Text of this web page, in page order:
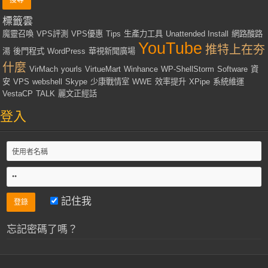
標籤雲
魔靈召喚 VPS評測 VPS優惠 Tips 生產力工具 Unattended Install
網路酸路
湯 後門程式 WordPress 華視新聞廣場 YouTube 推特上在夯
什麼 VirMach yourls VirtueMart Winhance WP-ShellStorm Software 資
安 VPS webshell Skype 少康戰情室 WWE 效率提升 XPipe 系統維運
VestaCP TALK 麗文正經話
登入
記住我
忘記密碼了嗎？